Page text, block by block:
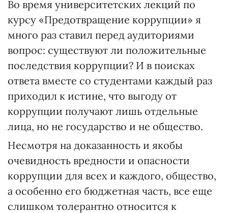
Во время университетских лекций по
курсу «Предотвращение коррупции» я
много раз ставил перед аудиториями
вопрос: существуют ли положительные
последствия коррупции? И в поисках
ответа вместе со студентами каждый раз
приходил к истине, что выгоду от
коррупции получают лишь отдельные
лица, но не государство и не общество.
Несмотря на доказанность и якобы
очевидность вредности и опасности
коррупции для всех и каждого, общество,
а особенно его бюджетная часть, все еще
слишком толерантно относится к